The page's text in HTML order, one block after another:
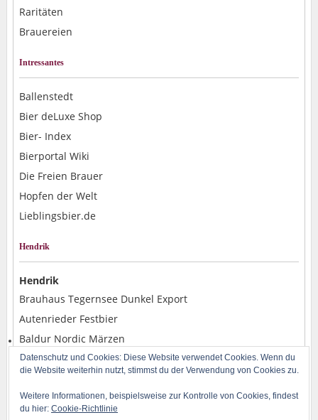
Raritäten
Brauereien
Intressantes
Ballenstedt
Bier deLuxe Shop
Bier- Index
Bierportal Wiki
Die Freien Brauer
Hopfen der Welt
Lieblingsbier.de
Hendrik
Hendrik
Brauhaus Tegernsee Dunkel Export
Autenrieder Festbier
Baldur Nordic Märzen
Alpirsbacher Weizen Hefe Dunkel
Datenschutz und Cookies: Diese Website verwendet Cookies. Wenn du
die Website weiterhin nutzt, stimmst du der Verwendung von Cookies zu.
Weitere Informationen, beispielsweise zur Kontrolle von Cookies, findest
du hier: Cookie-Richtlinie